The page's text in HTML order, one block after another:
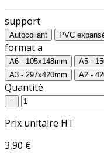
support
Autocollant PVC
format a
A6 - 105x148mm A5 -
A3 - 297x420mm
A2 -
Quantité
−
Prix unitaire HT
3,90 €